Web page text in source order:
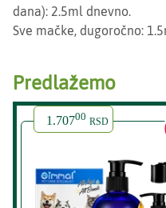
dana): 2.5ml dnevno.
Sve mačke, dugoročno:
Predlažemo
1.70700 RSD